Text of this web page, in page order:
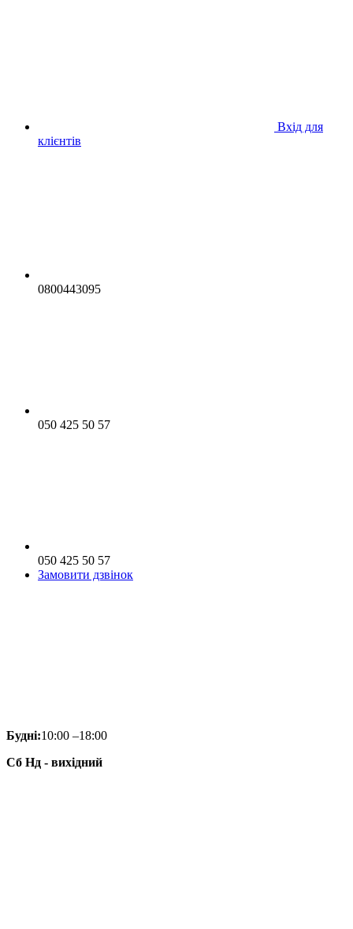
Вхід для
клієнтів
0800443095
050 425 50 57
050 425 50 57
Замовити дзвінок
Будні:10:00 –18:00
Сб Нд - вихідний